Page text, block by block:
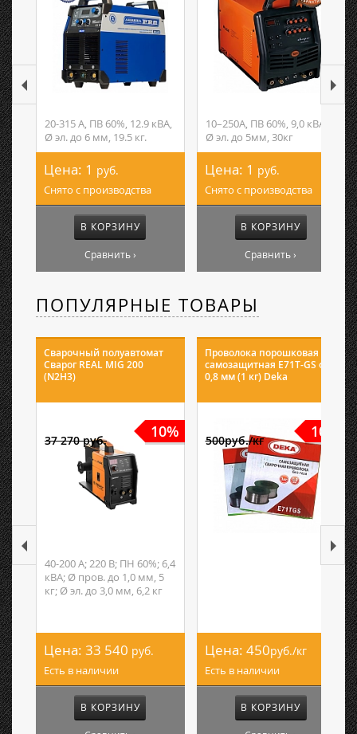
20-315 А, ПВ 60%, 12.9 кВА,
Ø эл. до 6 мм, 19.5 кг.
Цена: 1 руб.
Снято с производства
В КОРЗИНУ
Сравнить ›
10–250А, ПВ 60%, 9,0 кВА,
Ø эл. до 5мм, 30кг
Цена: 1 руб.
Снято с производства
В КОРЗИНУ
Сравнить ›
ПОПУЛЯРНЫЕ ТОВАРЫ
Сварочный полуавтомат
Сварог REAL MIG 200
(N2H3)
10%
37 270 руб.
40-200 А; 220 В; ПН 60%; 6,4
кВА; Ø пров. до 1,0 мм, 5
кг; Ø эл. до 3,0 мм, 6,2 кг
Цена: 33 540 руб.
Есть в наличии
В КОРЗИНУ
Проволока порошковая
самозащитная E71T-GS ф
0,8 мм (1 кг) Deka
10%
500руб./кг
Цена: 450руб./кг
Есть в наличии
В КОРЗИНУ